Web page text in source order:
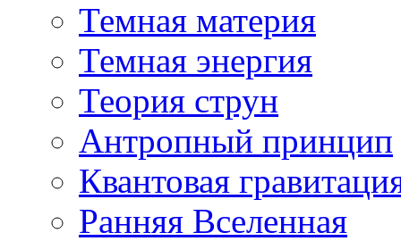
Темная материя
Темная энергия
Теория струн
Антропный принцип
Квантовая
Ранняя Вселенная